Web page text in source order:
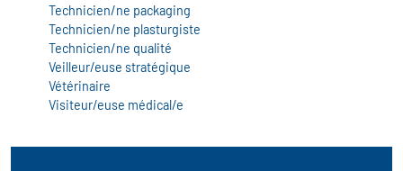
Technicien/ne packaging
Technicien/ne plasturgiste
Technicien/ne qualité
Veilleur/euse stratégique
Vétérinaire
Visiteur/euse médical/e